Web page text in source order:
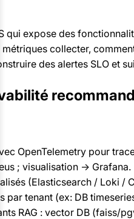
qui expose des
collecter,
des alertes SLO et
OpenTelemetry pour
; visualisation -> Grafana.
(Elasticsearch / Loki /
par tenant (ex: DB
RAG : vector DB (faiss/